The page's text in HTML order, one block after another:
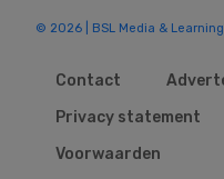
© 2026 | BSL Media & Learning
Contact
Privacy statement
Voorwaarden